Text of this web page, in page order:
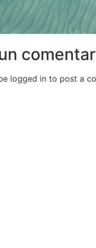
logged in to post a